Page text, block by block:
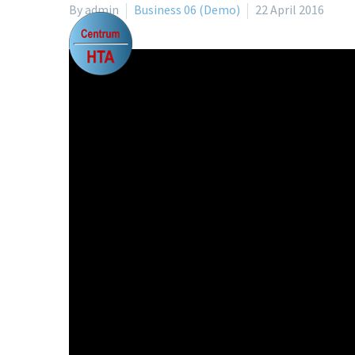
By admin Business 06 (Demo) 22 April 2016